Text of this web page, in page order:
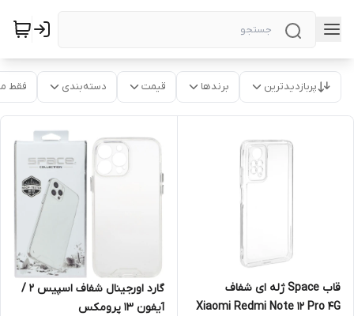
پربازدیدترین برندها قیمت دسته‌بندی فقط
قاب Space ژله ای شفاف
Xiaomi Redmi Note 12 Pro 4G
گارد اورجینال شفاف اسپیس 2 /
آیفون 13 پرومکس